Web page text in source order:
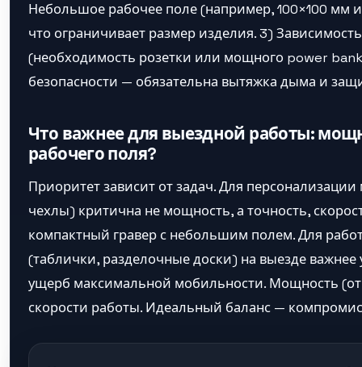
Небольшое рабочее поле (например, 100×100 мм
что ограничивает размер изделия. 3)
(необходимость розетки или мощного power
безопасности — обязательна вытяжка дыма и
Что важнее для выездной работы:
рабочего поля?
Приоритет зависит от задач. Для
чехлы) критична не мощность, а точность,
компактный гравер с небольшим полем. Для
(таблички, разделочные доски) на выезде
ущерб максимальной мобильности. Мощность
скорости работы. Идеальный баланс —